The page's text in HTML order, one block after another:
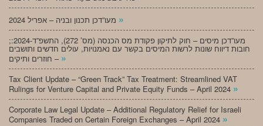
»
;מעו”דכן מיסים – חוק לתיקון פקודת מס הכנסה (מס’ 272), התשפ”ד-2024:
חובות דיווח שונות לרשות המיסים בקשר עם נאמנויות, עולים חדשים ותושבים
חוזרים ותיקים – »
Tax Client Update – “Green Track” Tax Treatment: Streamlined VAT
Rulings for Venture Capital and Private Equity Funds – April 2024 »
Corporate Law Legal Update – Additional Regulatory Relief for Israeli
Companies Traded on Certain Foreign Exchanges – April 2024 »